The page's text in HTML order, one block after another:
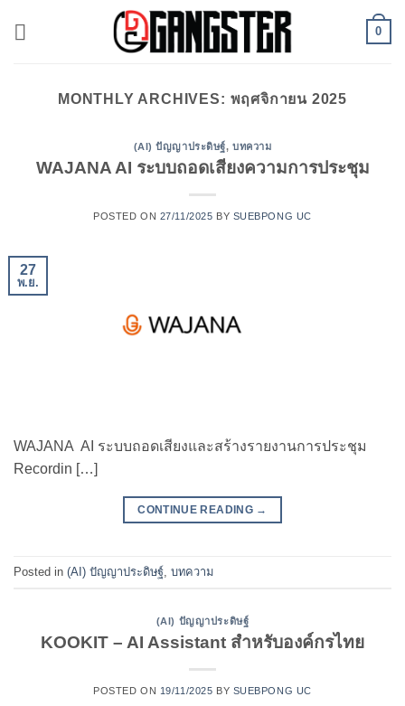
0
MONTHLY ARCHIVES: พฤศจิกายน 2025
(AI) ปัญญาประดิษฐ์,บทความ
WAJANA AI ระบบถอดเสียงความการประชุม
POSTED ON 27/11/2025 BY SUEBPONG UC
27
พ.ย.
WAJANA AI ระบบถอดเสียงและสร้างรายงานการประชุม
Recordin […]
CONTINUE READING →
Posted in (AI) ปัญญาประดิษฐ์ บทความ
(AI) ปัญญาประดิษฐ์
KOOKIT – AI Assistant สำหรับองค์กรไทย
POSTED ON 19/11/2025 BY SUEBPONG UC